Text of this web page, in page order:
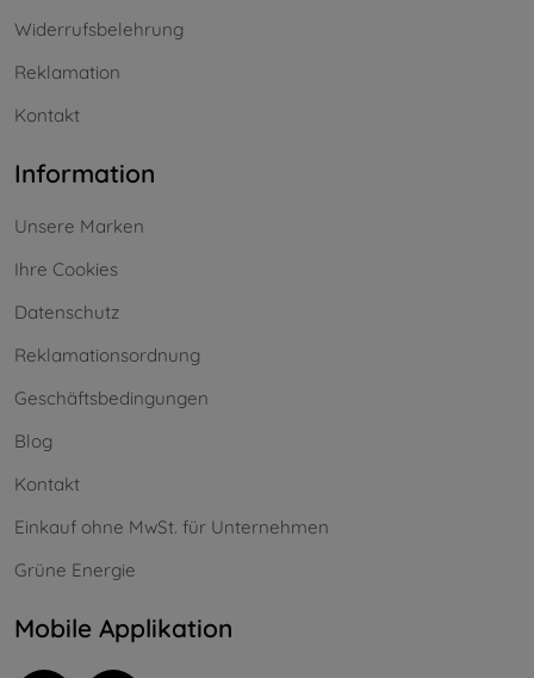
Widerrufsbelehrung
Reklamation
Kontakt
Information
Unsere Marken
Ihre Cookies
Datenschutz
Reklamationsordnung
Geschäftsbedingungen
Blog
Kontakt
Einkauf ohne MwSt. für Unternehmen
Grüne Energie
Mobile Applikation